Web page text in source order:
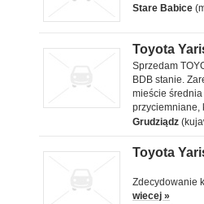
Stare Babice
Toyota
Sprzedam
BDB stanie.
mieście
przyciemniane,
Grudziądz
Toyota
Zdecydowanie
wiecej »